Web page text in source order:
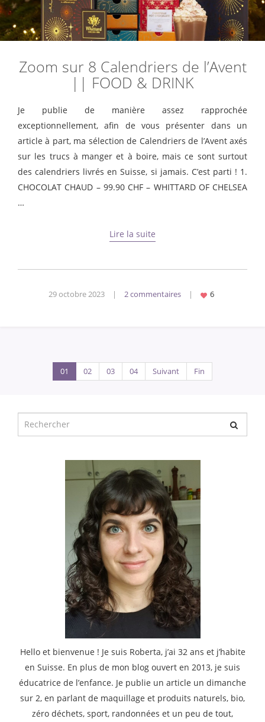
Zoom sur 8 Calendriers de l’Avent
|| FOOD & DRINK
Je publie de manière assez rapprochée
exceptionnellement, afin de vous présenter dans un
article à part, ma sélection de Calendriers de l’Avent axés
sur les trucs à manger et à boire, mais ce sont surtout
des calendriers livrés en Suisse, si jamais. C’est parti ! 1.
CHOCOLAT CHAUD – 99.90 CHF – WHITTARD OF CHELSEA
…
Lire la suite
29 octobre 2023 | 2 commentaires |
01 02 03 04 Suivant Fin
pour
:
Hello et bienvenue ! Je suis Roberta, j’ai 32 ans et j’habite
en Suisse. En plus de mon blog ouvert en 2013, je suis
éducatrice de l’enfance. Je publie un article un dimanche
sur 2, en parlant de maquillage et produits naturels, bio,
zéro déchets, sport, randonnées et un peu de tout,